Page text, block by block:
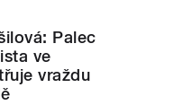
Palec
ve
vraždu